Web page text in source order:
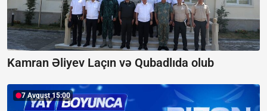
Kamran Əliyev Laçın və Qubadlıda olub
7 Avqust 15:00